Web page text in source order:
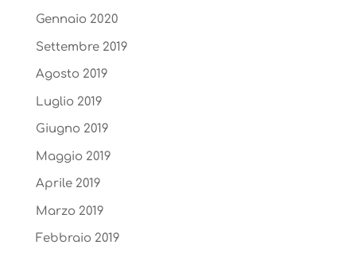
Gennaio 2020
Settembre 2019
Agosto 2019
Luglio 2019
Giugno 2019
Maggio 2019
Aprile 2019
Marzo 2019
Febbraio 2019